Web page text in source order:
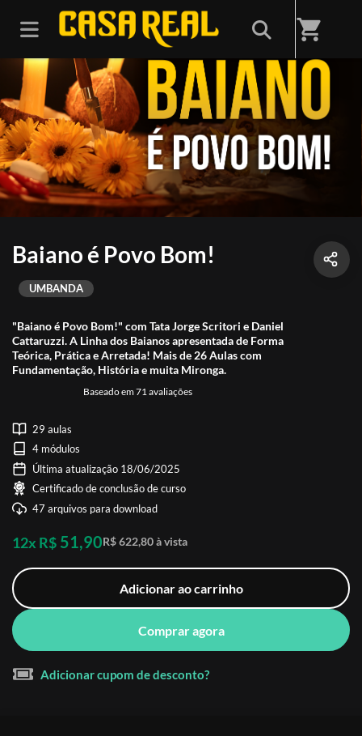
shopping_cart
Baiano é Povo Bom!
"Baiano é Povo Bom!" com Tata Jorge Scritori e Daniel
Cattaruzzi. A Linha dos Baianos apresentada de Forma
Teórica, Prática e Arretada! Mais de 26 Aulas com
Fundamentação, História e muita Mironga.
Baseado em 71 avaliações
UMBANDA
29 aulas
4 módulos
Última atualização 18/06/2025
Certificado de conclusão de curso
47 arquivos para download
12x R$ 51,90R$ 622,80 à vista
Adicionar ao carrinho
Comprar agora
Adicionar cupom de desconto?